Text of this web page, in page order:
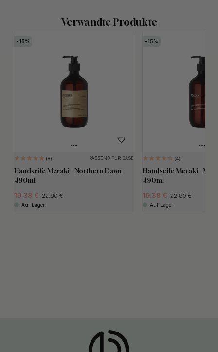
Verwandte Produkte
15
8 PASSEND FÜR BASE
Handseife Meraki - Northern Dawn
490ml
19.38 22.80
Auf Lager
15
4
Handseife Meraki -
490ml
19.38 22.80
Auf Lager